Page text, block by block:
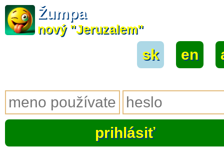
Žumpa
nový "Jeruzalem"
sk en